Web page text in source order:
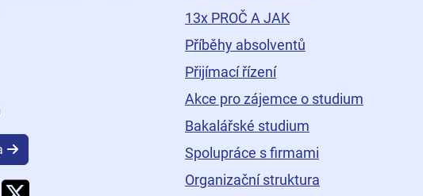
dopravní
Fakulty dopravní
Fakulty dopravní
X Fakulty dopravní
13x PROČ A JAK
Příběhy absolventů
Přijímací řízení
Akce pro zájemce o studium
Bakalářské studium
Spolupráce s firmami
Organizační struktura